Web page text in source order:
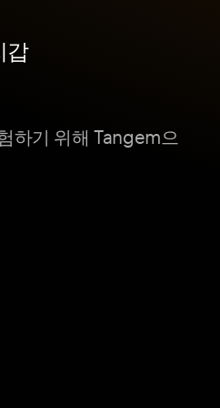
갑
하기 위해 Tangem으